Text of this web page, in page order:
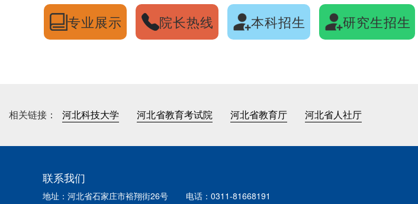
专业展示 院长热线 本科招生 研究生招生
相关链接： 河北科技大学 河北省教育考试院 河北省教育厅 河北省人社厅
联系我们
地址：河北省石家庄市裕翔街26号 电话：0311-81668191